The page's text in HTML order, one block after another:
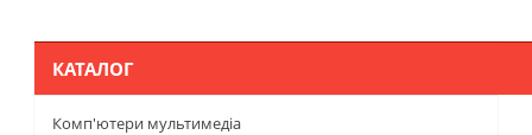
КАТАЛОГ
Комп'ютери мультимедіа